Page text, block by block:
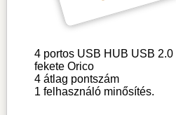
4 portos USB HUB USB 2.0
fekete Orico
4átlag pontszám
1 felhasználó minősítés.